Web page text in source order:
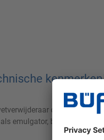
kenmerken
die effectief
emulgator, bevochtiger